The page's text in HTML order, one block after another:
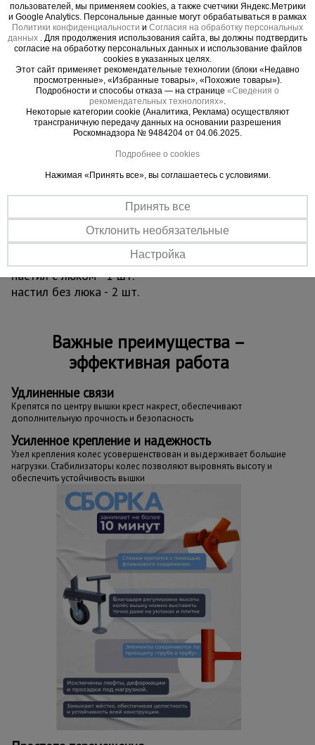
тормозными винтовыми опорами, находящихся
рядом с каждым колесом. Также ими можно
тонко отрегулировать высоту вышки. Это
необходимо, если вы работаете на неровной
площадке.
Вышка рассчитана на вес до 250 кг. На ней
комфортно может разместиться рабочий с
Модель изготовлена в соответствии с
требованиями ГОСТ Р 58755-2019.
Комплектация:
базовый блок ВСП 250/1.6х2.0 - 1 шт.
секция ВСП 250/1.6х2.0 - 3 шт.
настил с люком - 1 шт.
настил без люка - 2 шт.
Важные преимущества –
эффективная работа
Удлиненные связи
Крепятся по центру вышки крест накрест, обеспечивают
дополнительную прочность и безопасность
Усиленное крепление и надежность
Узел крепления колес усовершенствован и выдерживает большие
нагрузки. Стабилизаторы колес позволяют выровнять высоту и
обеспечить устойчивость вышки
пользователей, мы применяем cookies, а также счетчики Яндекс.Метрики
и Google Analytics. Персональные данные могут обрабатываться в рамках
Политики конфиденциальности и Согласия на обработку персональных
данных . Для продолжения использования сайта, вы должны подтвердить
согласие на обработку персональных данных и использование файлов
cookies в указанных целях.
Этот сайт применяет рекомендательные технологии (блоки «Недавно
просмотренные», «Избранные товары», «Похожие товары»).
Подробности и способы отказа — на странице «Сведения о
рекомендательных технологиях».
Некоторые категории cookie (Аналитика, Реклама) осуществляют
трансграничную передачу данных на основании разрешения
Роскомнадзора № 9484204 от 04.06.2025.
Подробнее о cookies
Нажимая «Принять все», вы соглашаетесь с условиями.
Принять все
Отклонить необязательные
Настройка